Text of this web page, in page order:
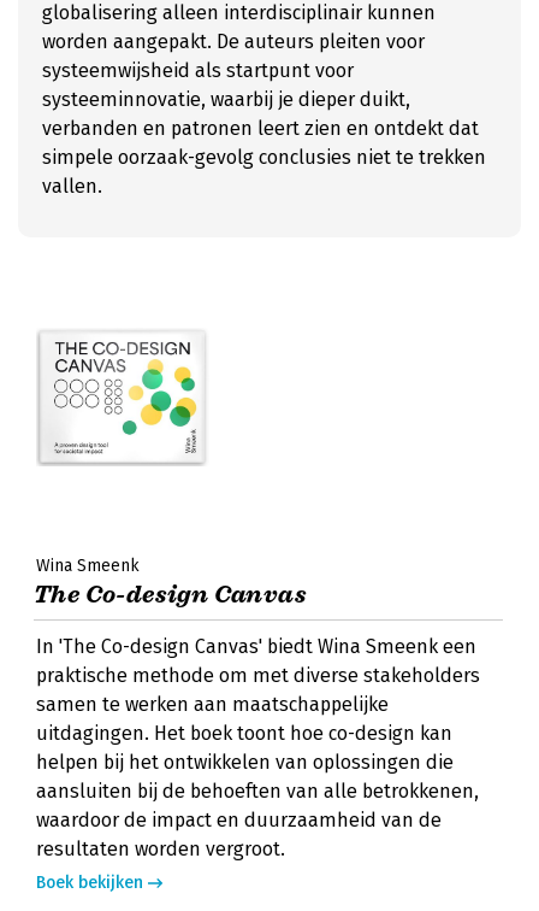
globalisering alleen interdisciplinair kunnen
worden aangepakt. De auteurs pleiten voor
systeemwijsheid als startpunt voor
systeeminnovatie, waarbij je dieper duikt,
verbanden en patronen leert zien en ontdekt dat
simpele oorzaak-gevolg conclusies niet te trekken
vallen.
Wina Smeenk
The Co-design Canvas
In 'The Co-design Canvas' biedt Wina Smeenk een
praktische methode om met diverse stakeholders
samen te werken aan maatschappelijke
uitdagingen. Het boek toont hoe co-design kan
helpen bij het ontwikkelen van oplossingen die
aansluiten bij de behoeften van alle betrokkenen,
waardoor de impact en duurzaamheid van de
resultaten worden vergroot.
Boek bekijken